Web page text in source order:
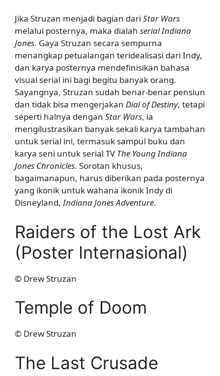
Jika Struzan menjadi bagian dari Star Wars
melalui posternya, maka dialah serial Indiana
Jones. Gaya Struzan secara sempurna
menangkap petualangan teridealisasi dari Indy,
dan karya posternya mendefinisikan bahasa
visual serial ini bagi begitu banyak orang.
Sayangnya, Struzan sudah benar-benar pensiun
dan tidak bisa mengerjakan Dial of Destiny, tetapi
seperti halnya dengan Star Wars, ia
mengilustrasikan banyak sekali karya tambahan
untuk serial ini, termasuk sampul buku dan
karya seni untuk serial TV The Young Indiana
Jones Chronicles. Sorotan khusus,
bagaimanapun, harus diberikan pada posternya
yang ikonik untuk wahana ikonik Indy di
Disneyland,Indiana Jones Adventure.
Raiders of the Lost Ark
(Poster Internasional)
© Drew Struzan
Temple of Doom
© Drew Struzan
The Last Crusade